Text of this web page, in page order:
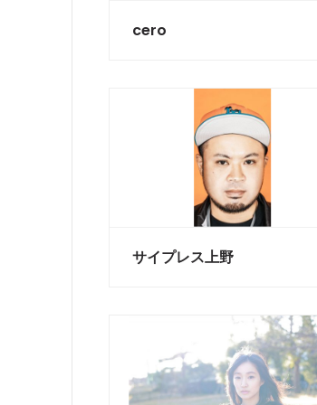
cero
サイプレス上野